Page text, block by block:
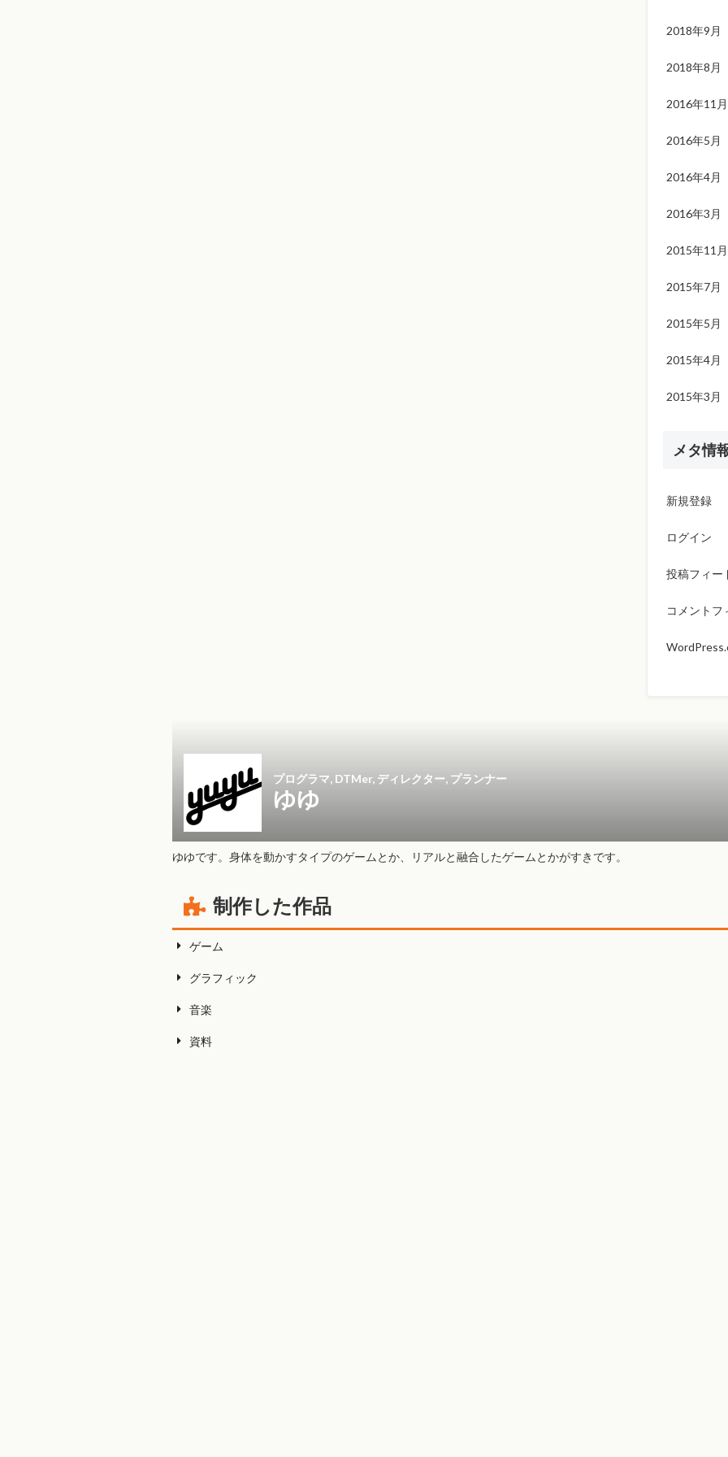
2018年9月
2018年8月
2016年11月
2016年5月
2016年4月
2016年3月
2015年11月
2015年7月
2015年5月
2015年4月
2015年3月
メタ情
新規登録
ログイン
投稿フィー
コメントフ
プログラマ, DTMer, ディレクター, プランナー
ゆゆ
ゆゆです。身体を動かすタイプのゲームとか、リアルと融合したゲームとかがすきです。
制作した作品
ゲーム
グラフィック
音楽
資料